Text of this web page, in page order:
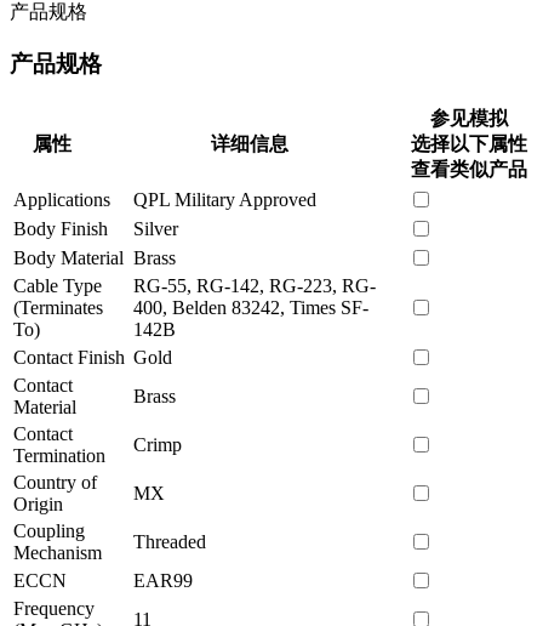
产品规格
产品规格
属性 详细信息
参见模拟
选择以下属性
查看类似产品
Applications
QPL Military Approved
Body Finish
Silver
Body Material Brass
Cable Type
(Terminates
To)
RG-55, RG-142, RG-223, RG-
400, Belden 83242, Times SF-
142B
Contact Finish Gold
Contact
Material
Brass
Contact
Termination
Crimp
Country of
Origin
MX
Coupling
Mechanism
Threaded
ECCN
EAR99
Frequency
11